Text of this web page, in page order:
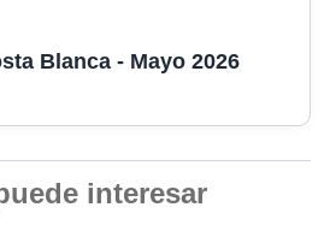
Blanca - Mayo 2026
interesar